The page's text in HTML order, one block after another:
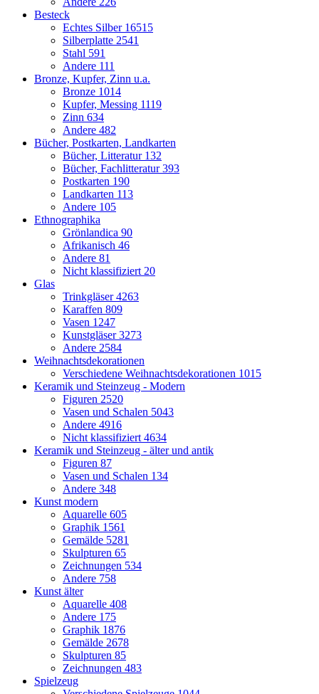
Besteck
Echtes Silber 16515
Silberplatte 2541
Stahl 591
Andere 111
Bronze, Kupfer, Zinn u.a.
Bronze 1014
Kupfer, Messing 1119
Zinn 634
Andere 482
Bücher, Postkarten, Landkarten
Bücher, Litteratur 132
Bücher, Fachlitteratur393
Postkarten 190
Landkarten 113
Andere 105
Ethnographika
Grönlandica 90
Afrikanisch 46
Andere 81
Nicht klassifiziert 20
Glas
Trinkgläser4263
Karaffen 809
Vasen 1247
Kunstgläser3273
Andere 2584
Weihnachtsdekorationen
Verschiedene Weihnachtsdekorationen 1015
Keramik und Steinzeug - Modern
Figuren 2520
Vasen und Schalen 5043
Andere 4916
Nicht klassifiziert 4634
Keramik und Steinzeug - älter und antik
Figuren 87
Vasen und Schalen 134
Andere 348
Kunst modern
Aquarelle 605
Graphik 1561
Gemälde 5281
Skulpturen 65
Zeichnungen 534
Andere 758
Kunst älter
Aquarelle 408
Andere 175
Graphik 1876
Gemälde 2678
Skulpturen 85
Zeichnungen 483
Spielzeug